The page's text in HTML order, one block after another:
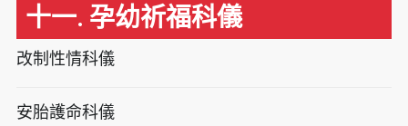
十一. 孕幼祈福科儀
改制性情科儀
安胎護命科儀